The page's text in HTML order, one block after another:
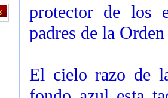
protector de los
padres de la
El cielo razo de